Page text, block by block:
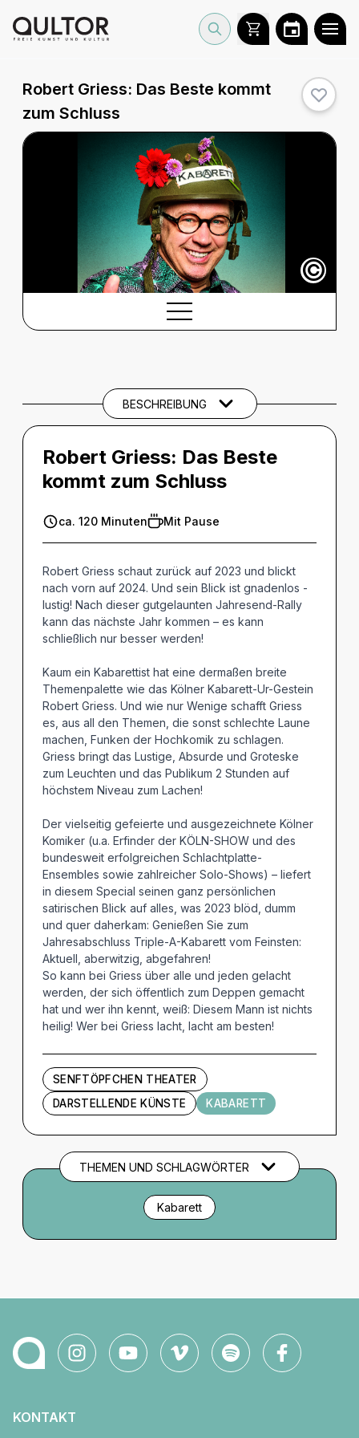
Robert Griess: Das Beste kommt
zum Schluss
©
BESCHREIBUNG
Robert Griess: Das Beste
kommt zum Schluss
ca. 120 Minuten Mit Pause
Robert Griess schaut zurück auf 2023 und blickt
nach vorn auf 2024. Und sein Blick ist gnadenlos -
lustig! Nach dieser gutgelaunten Jahresend-Rally
kann das nächste Jahr kommen – es kann
schließlich nur besser werden!
Kaum ein Kabarettist hat eine dermaßen breite
Themenpalette wie das Kölner Kabarett-Ur-Gestein
Robert Griess. Und wie nur Wenige schafft Griess
es, aus all den Themen, die sonst schlechte Laune
machen, Funken der Hochkomik zu schlagen.
Griess bringt das Lustige, Absurde und Groteske
zum Leuchten und das Publikum 2 Stunden auf
höchstem Niveau zum Lachen!
Der vielseitig gefeierte und ausgezeichnete Kölner
Komiker (u.a. Erfinder der KÖLN-SHOW und des
bundesweit erfolgreichen Schlachtplatte-
Ensembles sowie zahlreicher Solo-Shows) – liefert
in diesem Special seinen ganz persönlichen
satirischen Blick auf alles, was 2023 blöd, dumm
und quer daherkam: Genießen Sie zum
Jahresabschluss Triple-A-Kabarett vom Feinsten:
Aktuell, aberwitzig, abgefahren!
So kann bei Griess über alle und jeden gelacht
werden, der sich öffentlich zum Deppen gemacht
hat und wer ihn kennt, weiß: Diesem Mann ist nichts
heilig! Wer bei Griess lacht, lacht am besten!
SENFTÖPFCHEN THEATER
DARSTELLENDE KÜNSTE
KABARETT
THEMEN UND SCHLAGWÖRTER
Kabarett
KONTAKT